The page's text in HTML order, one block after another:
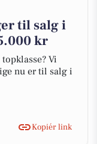
til salg i
kr
Vi
nu er til salg i
Kopiér link